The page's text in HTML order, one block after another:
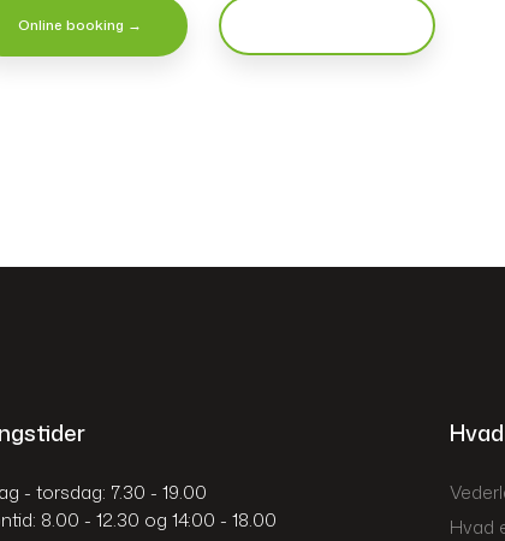
Online booking →
- torsdag: 7.30 - 19.00
8.00 - 12.30 og 14:00 - 18.00
Hvad